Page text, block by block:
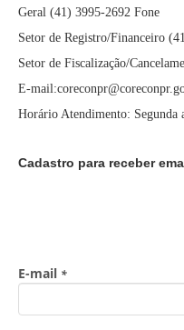
Geral (41) 3995-2692 Fone
Setor de Registro/Financeiro
Setor de Fiscalização/
E-
Horário Atendimento: Segunda
Cadastro para receber